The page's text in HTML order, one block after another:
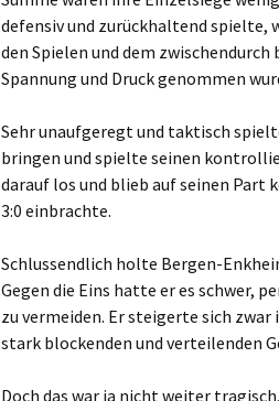
defensiv und zurückhaltend spielte,
den Spielen und dem
Spannung und Druck genommen
Sehr unaufgeregt und taktisch
bringen und spielte seinen
darauf los und blieb auf seinen Part
3:0 einbrachte.
Schlussendlich holte Bergen-
Gegen die Eins hatte er es schwer,
zu vermeiden. Er steigerte sich
stark blockenden und verteilenden
Doch das war ja nicht weiter